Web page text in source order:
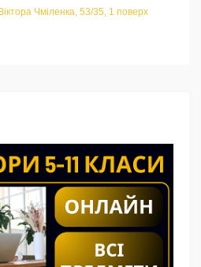
Чміленка, 53/35, 1 поверх